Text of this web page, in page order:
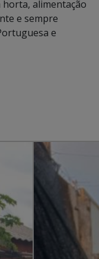
alimentação
e sempre
e